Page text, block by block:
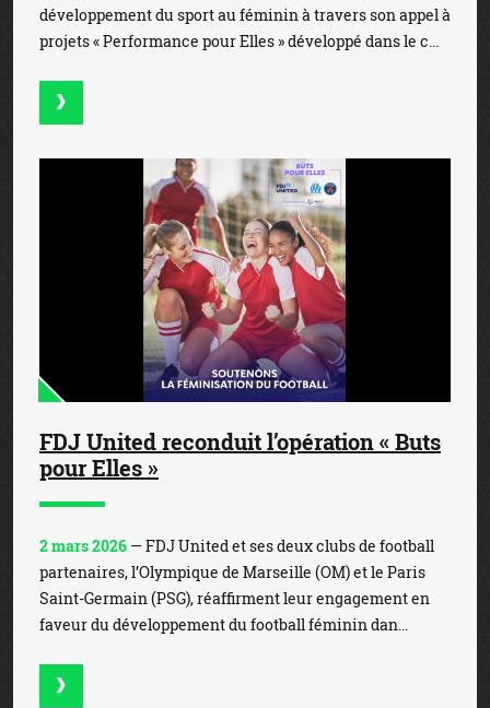
développement du sport au féminin à travers son appel à
projets « Performance pour Elles » développé dans le c...
FDJ United reconduit l’opération « Buts
pour Elles »
2 mars 2026 — FDJ United et ses deux clubs de football
partenaires, l’Olympique de Marseille (OM) et le Paris
Saint-Germain (PSG), réaffirment leur engagement en
faveur du développement du football féminin dan...